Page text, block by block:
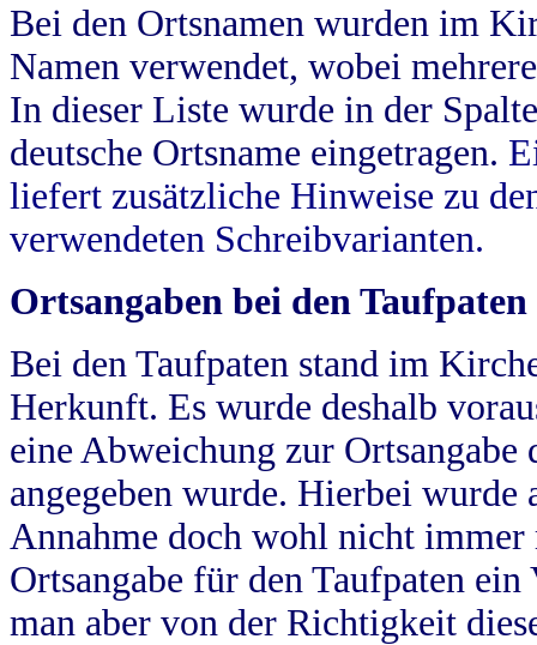
Bei den Ortsnamen wurden im
Namen verwendet, wobei
In dieser Liste wurde in der
deutsche Ortsname eingetragen.
liefert zusätzliche Hinweise zu
verwendeten Schreibvarianten.
Ortsangaben bei den Taufpaten
Bei den Taufpaten stand im
Herkunft. Es wurde deshalb
eine Abweichung zur
angegeben wurde. Hierbei wurde
Annahme doch wohl nicht
Ortsangabe für den Taufpaten
man aber von der Richtigkeit